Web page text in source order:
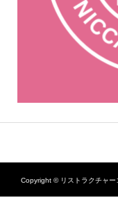
Copyright ©リストラクチャー